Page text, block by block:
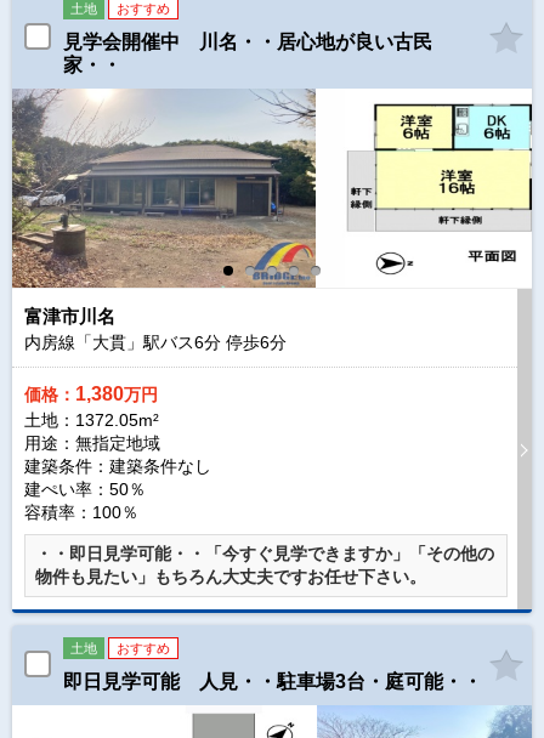
土地 おすすめ
見学会開催中 川名・・居心地が良い古民
家・・
富津市川名
内房線「大貫」駅バス6分 停歩6分
価格： 1,380万円
土地：1372.05m²
用途：無指定地域
建築条件： 建築条件なし
建ぺい率：50％
容積率：100％
・・即日見学可能・・「今すぐ見学できますか」「その他の
物件も見たい」もちろん大丈夫ですお任せ下さい。
土地 おすすめ
即日見学可能 人見・・駐車場3台・庭可能・・